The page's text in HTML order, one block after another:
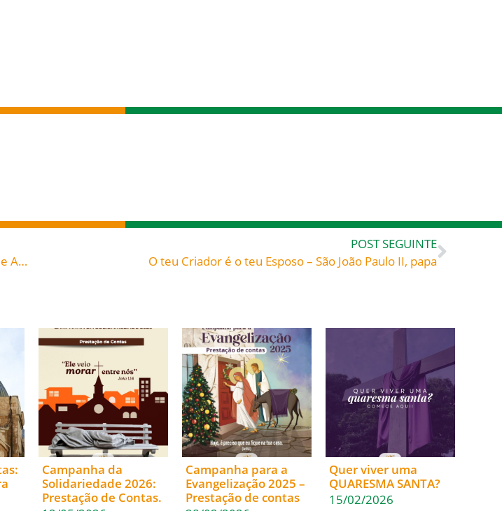
Pastoral da Juventude da Diocese de Blumenau promove formação de Assessores – Merece divulgação e participação
POST SEGUINTE
O teu Criador é o teu Esposo – São João Paulo II, papa
Campanha da
Solidariedade 2026:
Prestação de Contas.
Campanha para a
Evangelização 2025 –
Prestação de contas
Quer viver uma
QUARESMA SANTA?
15/02/2026